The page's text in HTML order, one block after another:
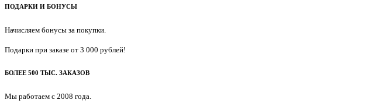
ПОДАРКИ И БОНУСЫ
Начисляем бонусы за покупки.
Подарки при заказе от 3 000 рублей!
БОЛЕЕ 500 ТЫС. ЗАКАЗОВ
Мы работаем с 2008 года.